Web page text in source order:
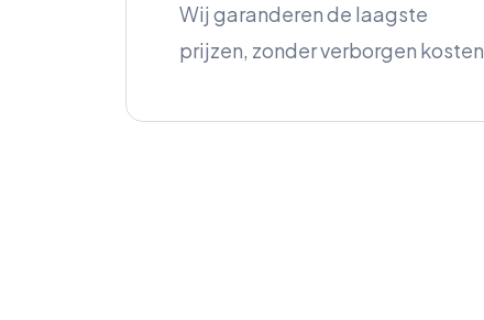
Wij garanderen de laagste
prijzen, zonder verborgen kosten